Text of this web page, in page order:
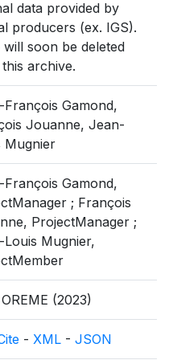
data provided by
producers (ex. IGS).
will soon be deleted
archive.
Gamond,
Jouanne, Jean-
Mugnier
Gamond,
; François
ProjectManager ;
Mugnier,
(2023)
- XML - JSON